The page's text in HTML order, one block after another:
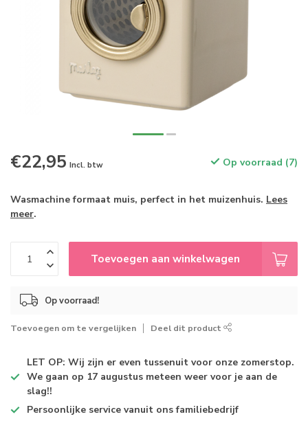
€22,95 Incl. btw Op voorraad (7)
Wasmachine formaat muis, perfect in het muizenhuis. Lees
meer.
Toevoegen aan winkelwagen
Op voorraad!
Toevoegen om te vergelijken Deel dit product
LET OP: Wij zijn er even tussenuit voor onze zomerstop.
We gaan op 17 augustus meteen weer voor je aan de
slag!!
Persoonlijke service vanuit ons familiebedrijf